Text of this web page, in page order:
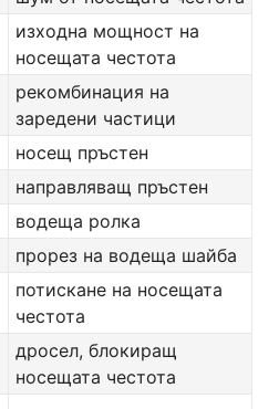
изходна мощност на
носещата честота
рекомбинация на
заредени частици
носещ пръстен
направляващ пръстен
водеща ролка
прорез на водеща шайба
потискане на носещата
честота
дросел, блокиращ
носещата честота